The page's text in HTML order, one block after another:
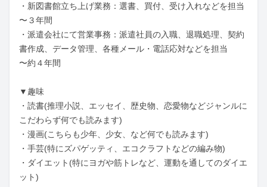
・新図書館立ち上げ業務：選書、買付、受け入れなどを担当
〜３年間
・派遣会社にて営業事務：派遣社員の入職、退職処理、契約
書作成、データ管理、各種メール・電話応対などを担当
〜約４年間
▼趣味
・読書(推理小説、エッセイ、歴史物、恋愛物などジャンルに
こだわらず何でも読みます)
・漫画(こちらも少年、少女、など何でも読みます)
・手芸(特にズパゲッティ、エコクラフトなどの編み物)
・ダイエット(特にヨガや筋トレなど、運動を通してのダイエ
ット)